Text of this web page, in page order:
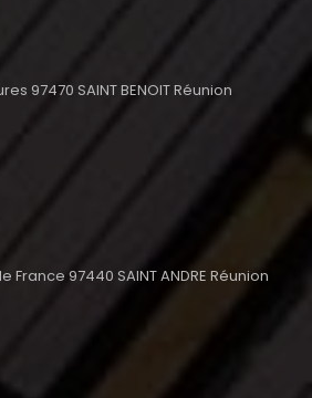
97470 SAINT BENOIT Réunion
France 97440 SAINT ANDRE Réunion